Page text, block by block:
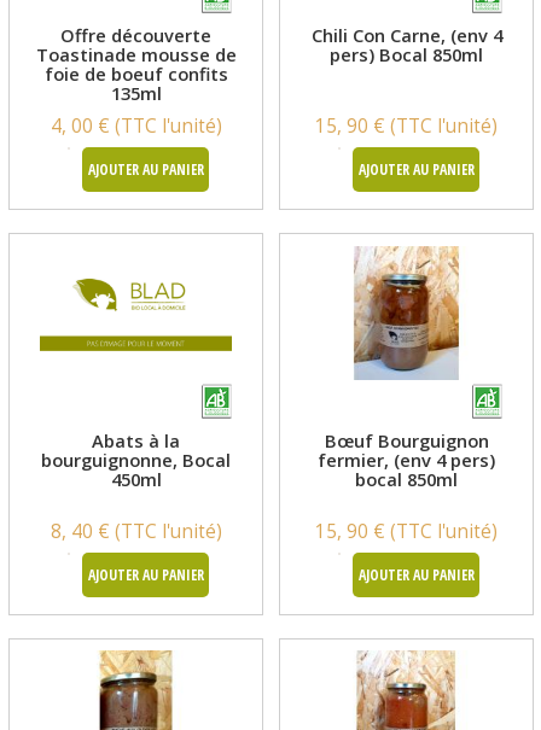
Offre découverte
Toastinade mousse de
foie de boeuf confits
135ml
4, 00 € (TTC l'unité)
AJOUTER AU PANIER
Chili Con Carne, (env 4
pers) Bocal 850ml
15, 90 € (TTC l'unité)
AJOUTER AU PANIER
Abats à la
bourguignonne, Bocal
450ml
8, 40 € (TTC l'unité)
AJOUTER AU PANIER
Bœuf Bourguignon
fermier, (env 4 pers)
bocal 850ml
15, 90 € (TTC l'unité)
AJOUTER AU PANIER